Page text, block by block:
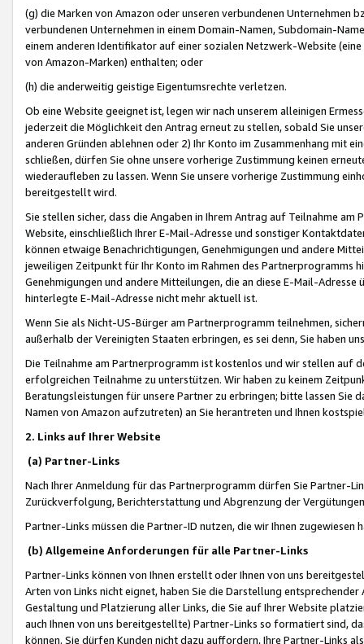
(g) die Marken von Amazon oder unseren verbundenen Unternehmen
verbundenen Unternehmen in einem Domain-Namen, Subdomain-
einem anderen Identifikator auf einer sozialen Netzwerk-Website
von Amazon-Marken) enthalten; oder
(h) die anderweitig geistige Eigentumsrechte verletzen.
Ob eine Website geeignet ist, legen wir nach unserem alleinigen
jederzeit die Möglichkeit den Antrag erneut zu stellen, sobald Sie
anderen Gründen ablehnen oder 2) Ihr Konto im Zusammenhang mit
schließen, dürfen Sie ohne unsere vorherige Zustimmung keinen
wiederaufleben zu lassen. Wenn Sie unsere vorherige Zustimmung
bereitgestellt wird.
Sie stellen sicher, dass die Angaben in Ihrem Antrag auf Teilnahme
Website, einschließlich Ihrer E-Mail-Adresse und sonstiger
können etwaige Benachrichtigungen, Genehmigungen und andere
jeweiligen Zeitpunkt für Ihr Konto im Rahmen des Partnerprogramms
Genehmigungen und andere Mitteilungen, die an diese E-Mail-
hinterlegte E-Mail-Adresse nicht mehr aktuell ist.
Wenn Sie als Nicht-US-Bürger am Partnerprogramm teilnehmen,
außerhalb der Vereinigten Staaten erbringen, es sei denn, Sie haben
Die Teilnahme am Partnerprogramm ist kostenlos und wir stellen auf
erfolgreichen Teilnahme zu unterstützen. Wir haben zu keinem
Beratungsleistungen für unsere Partner zu erbringen; bitte lassen Sie
Namen von Amazon aufzutreten) an Sie herantreten und Ihnen
2. Links auf Ihrer Website
(a) Partner-Links
Nach Ihrer Anmeldung für das Partnerprogramm dürfen Sie Partner-
Zurückverfolgung, Berichterstattung und Abgrenzung der
Partner-Links müssen die Partner-ID nutzen, die wir Ihnen zugewiesen
(b) Allgemeine Anforderungen für alle Partner-Links
Partner-Links können von Ihnen erstellt oder Ihnen von uns
Arten von Links nicht eignet, haben Sie die Darstellung
Gestaltung und Platzierung aller Links, die Sie auf Ihrer Website
auch Ihnen von uns bereitgestellte) Partner-Links so formatiert sind,
können. Sie dürfen Kunden nicht dazu auffordern, Ihre Partner-Links